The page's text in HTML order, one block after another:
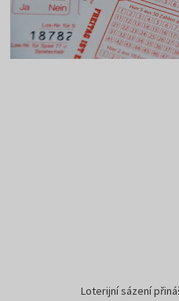
Loterijní sázení